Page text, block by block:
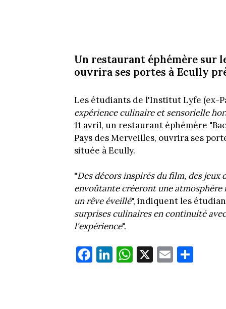
Un restaurant éphémère sur
ouvrira ses portes à Ecully
Les étudiants de l'Institut Lyfe (ex-
expérience culinaire et sensorielle
11 avril, un restaurant éphémère
Pays des Merveilles, ouvrira ses
située à Ecully.
"Des décors inspirés du film, des
envoûtante créeront une atmosphère
un rêve éveillé", indiquent les
surprises culinaires en continuité
l'expérience".
Fa
ce
Li
nk
W
ha
X E
m